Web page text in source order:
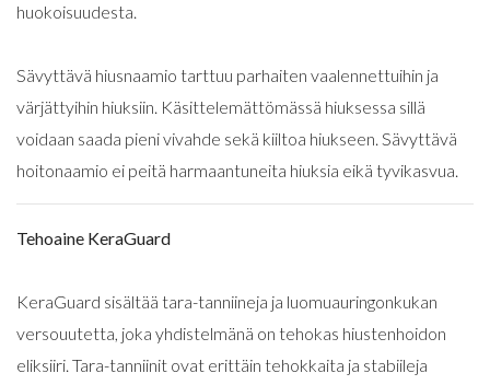
huokoisuudesta.
Sävyttävä hiusnaamio tarttuu parhaiten vaalennettuihin ja
värjättyihin hiuksiin. Käsittelemättömässä hiuksessa sillä
voidaan saada pieni vivahde sekä kiiltoa hiukseen. Sävyttävä
hoitonaamio ei peitä harmaantuneita hiuksia eikä tyvikasvua.
Tehoaine KeraGuard
KeraGuard sisältää tara-tanniineja ja luomuauringonkukan
versouutetta, joka yhdistelmänä on tehokas hiustenhoidon
eliksiiri. Tara-tanniinit ovat erittäin tehokkaita ja stabiileja